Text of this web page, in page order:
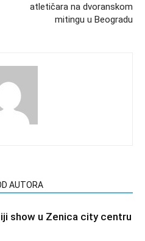
atletičara na dvoranskom
mitingu u Beogradu
AUTORA
show u Zenica city centru